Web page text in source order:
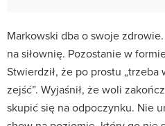
Markowski dba o swoje
na siłownię. Pozostanie w
Stwierdził, że po prostu
zejść”. Wyjaśnił, że woli
skupić się na odpoczynku. Nie